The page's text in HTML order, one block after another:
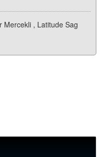
Mercekli , Latitude Sag